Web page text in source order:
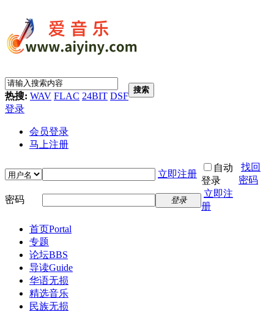
热搜: WAV FLAC 24BIT DSF
搜索
登录
会员登录
马上注册
立即注册
自动
登录
找回
密码
密码
登录
立即注
册
首页Portal
专题
论坛BBS
导读Guide
华语无损
精选音乐
民族无损